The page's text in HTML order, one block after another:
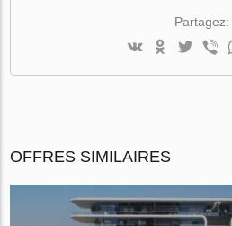
Partagez:
OFFRES SIMILAIRES